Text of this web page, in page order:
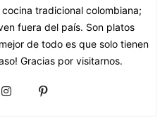
tradicional colombiana;
fuera del país. Son platos
de todo es que solo tienen
Gracias por visitarnos.